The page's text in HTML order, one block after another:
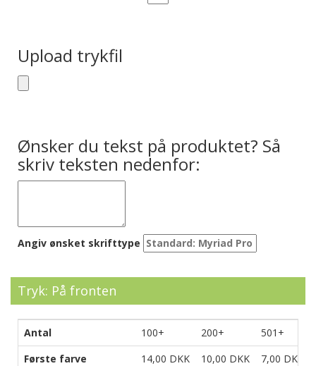
Upload trykfil
Ønsker du tekst på produktet? Så
skriv teksten nedenfor:
Angiv ønsket skrifttype
Tryk: På fronten
Antal 100+ 200+ 501+
Første farve
14,00 DKK 10,00 DKK 7,00 DKK